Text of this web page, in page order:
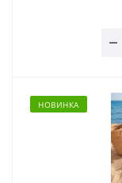
НОВИНКА